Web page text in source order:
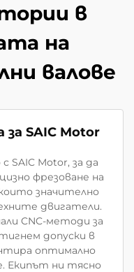
в
на
валове
SAIC Motor
SAIC Motor, за да
фрезоване на
значително
двигатели.
CNC-методи за
допуски в
оптимално
Екипът ни тясно